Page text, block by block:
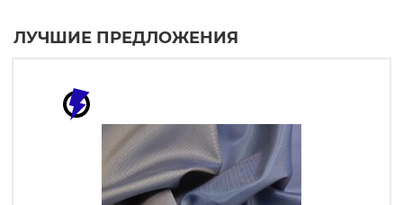
ЛУЧШИЕ ПРЕДЛОЖЕНИЯ